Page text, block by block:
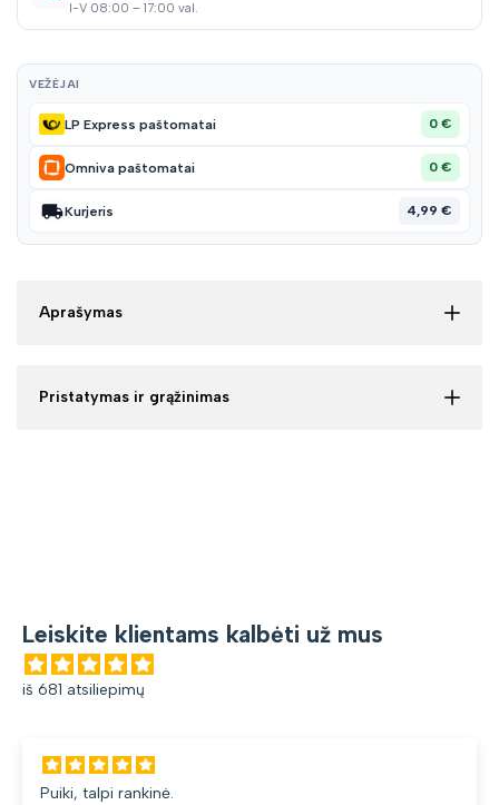
I-V 08:00 – 17:00 val.
VEŽĖJAI
LP Express paštomatai 0 €
Omniva paštomatai 0 €
Kurjeris 4,99 €
Aprašymas
Pristatymas ir grąžinimas
Leiskite klientams kalbėti už mus
iš 681 atsiliepimų
Puiki, talpi rankinė.